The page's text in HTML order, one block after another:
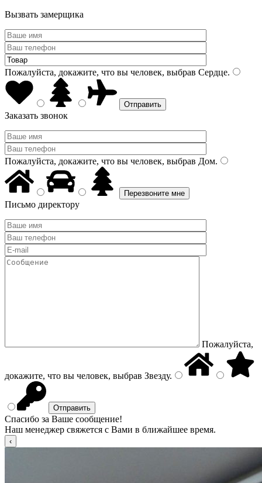
Вызвать замерщика
Пожалуйста, докажите, что вы человек, выбрав Сердце.
Заказать звонок
Пожалуйста, докажите, что вы человек, выбрав Дом.
Письмо директору
Пожалуйста,
докажите, что вы человек, выбрав Звезду.
Спасибо за Ваше сообщение!
Наш менеджер свяжется с Вами в ближайшее время.